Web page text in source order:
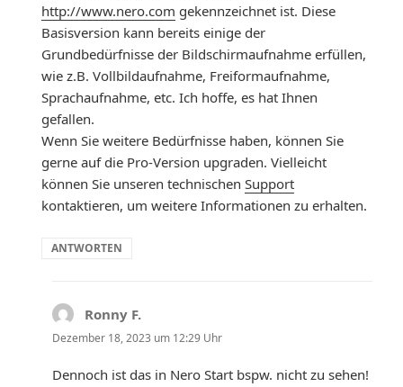
http://www.nero.com gekennzeichnet ist. Diese
Basisversion kann bereits einige der
Grundbedürfnisse der Bildschirmaufnahme erfüllen,
wie z.B. Vollbildaufnahme, Freiformaufnahme,
Sprachaufnahme, etc. Ich hoffe, es hat Ihnen
gefallen.
Wenn Sie weitere Bedürfnisse haben, können Sie
gerne auf die Pro-Version upgraden. Vielleicht
können Sie unseren technischenSupport
kontaktieren, um weitere Informationen zu erhalten.
ANTWORTEN
Ronny F.
Dezember 18, 2023 um 12:29 Uhr
Dennoch ist das in Nero Start bspw. nicht zu sehen!